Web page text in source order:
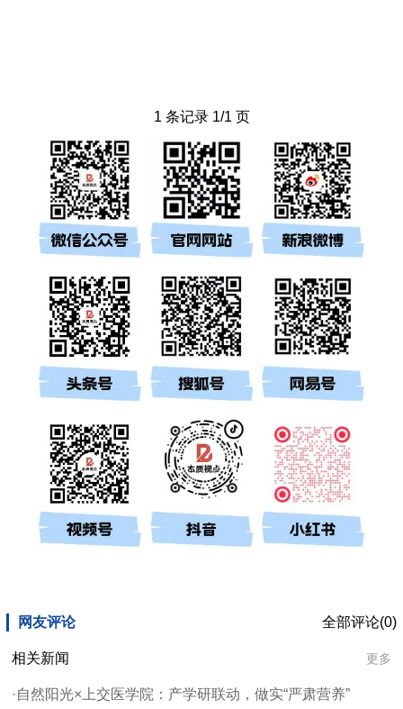
1 条记录 1/1 页
网友评论 全部评论(0)
相关新闻 更多
·自然阳光×上交医学院：产学研联动，做实“严肃营养”